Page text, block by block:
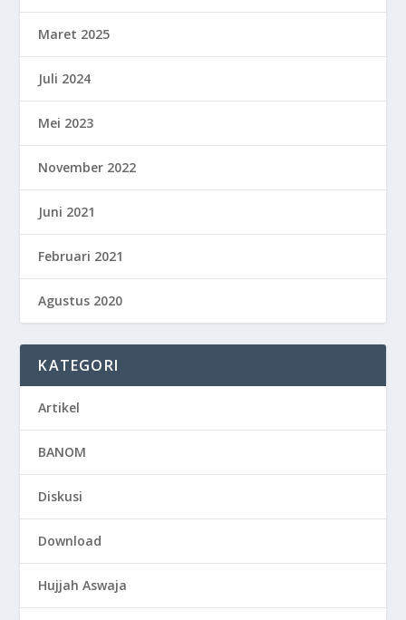
Maret 2025
Juli 2024
Mei 2023
November 2022
Juni 2021
Februari 2021
Agustus 2020
KATEGORI
Artikel
BANOM
Diskusi
Download
Hujjah Aswaja